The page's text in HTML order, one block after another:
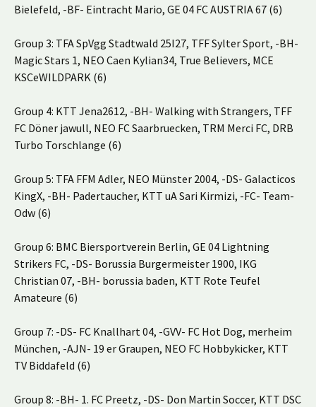
Bielefeld, -BF- Eintracht Mario, GE 04 FC AUSTRIA 67 (6)
Group 3: TFA SpVgg Stadtwald 25I27, TFF Sylter Sport, -BH-
Magic Stars 1, NEO Caen Kylian34, True Believers, MCE
KSCeWILDPARK (6)
Group 4: KTT Jena2612, -BH- Walking with Strangers, TFF
FC Döner jawull, NEO FC Saarbruecken, TRM Merci FC, DRB
Turbo Torschlange (6)
Group 5: TFA FFM Adler, NEO Münster 2004, -DS- Galacticos
KingX, -BH- Padertaucher, KTT uA Sari Kirmizi, -FC- Team-
Odw (6)
Group 6: BMC Biersportverein Berlin, GE 04 Lightning
Strikers FC, -DS- Borussia Burgermeister 1900, IKG
Christian 07, -BH- borussia baden, KTT Rote Teufel
Amateure (6)
Group 7: -DS- FC Knallhart 04, -GVV- FC Hot Dog, merheim
München, -AJN- 19 er Graupen, NEO FC Hobbykicker, KTT
TV Biddafeld (6)
Group 8: -BH- 1. FC Preetz, -DS- Don Martin Soccer, KTT DSC